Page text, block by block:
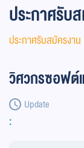
ประกาศรับ
ประกาศรับสมัครงาน
วิศวกรซอฟต์
Update
: